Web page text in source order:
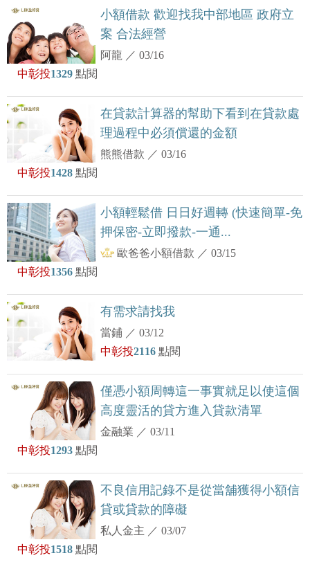
小額借款 歡迎找我中部地區 政府立
案 合法經營
阿龍 ／03/16
中彰投1329 點閱
在貸款計算器的幫助下看到在貸款處
理過程中必須償還的金額
熊熊借款 ／03/16
中彰投1428 點閱
小額輕鬆借 日日好週轉 (快速簡單-免
押保密-立即撥款-一通...
歐爸爸小額借款 ／03/15
中彰投1356 點閱
有需求請找我
當鋪 ／03/12
中彰投2116點閱
僅憑小額周轉這一事實就足以使這個
高度靈活的貸方進入貸款清單
金融業 ／03/11
中彰投1293 點閱
不良信用記錄不是從當舖獲得小額信
貸或貸款的障礙
私人金主 ／03/07
中彰投1518 點閱